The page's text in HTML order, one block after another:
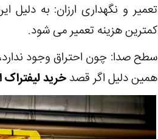
تعمیر و نگهداری ارزان: به
کمترین هزینه تعمیر می شود.
سطح صدا: چون احتراق وجود
همین دلیل اگر قصدخرید لیفتراک